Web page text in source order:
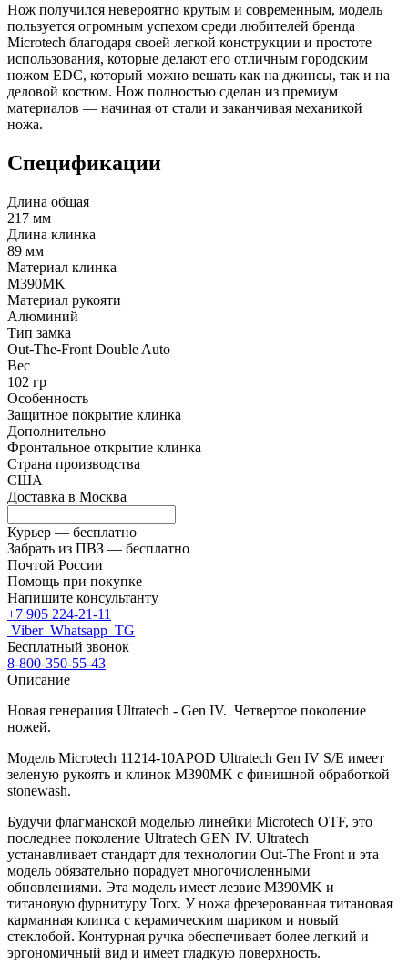
Нож получился невероятно крутым и современным, модель
пользуется огромным успехом среди любителей бренда
Microtech благодаря своей легкой конструкции и простоте
использования, которые делают его отличным городским
ножом EDC, который можно вешать как на джинсы, так и на
деловой костюм. Нож полностью сделан из премиум
материалов — начиная от стали и заканчивая механикой
ножа.
Спецификации
Длина общая
217 мм
Длина клинка
89 мм
Материал клинка
M390MK
Материал рукояти
Алюминий
Тип замка
Out-The-Front Double Auto
Вес
102 гр
Особенность
Защитное покрытие клинка
Дополнительно
Фронтальное открытие клинка
Страна производства
США
Доставка в Москва
Курьер — бесплатно
Забрать из ПВЗ — бесплатно
Почтой России
Помощь при покупке
Напишите консультанту
+7 905 224-21-11
Viber Whatsapp TG
Бесплатный звонок
8-800-350-55-43
Описание
Новая генерация Ultratech - Gen IV. Четвертое поколение
ножей.
Модель Microtech 11214-10APOD Ultratech Gen IV S/E имеет
зеленую рукоять и клинок M390MK с финишной обработкой
stonewash.
Будучи флагманской моделью линейки Microtech OTF, это
последнее поколение Ultratech GEN IV. Ultratech
устанавливает стандарт для технологии Out-The Front и эта
модель обязательно порадует многочисленными
обновлениями. Эта модель имеет лезвие M390MK и
титановую фурнитуру Torx. У ножа фрезерованная титановая
карманная клипса с керамическим шариком и новый
стеклобой. Контурная ручка обеспечивает более легкий и
эргономичный вид и имеет гладкую поверхность.